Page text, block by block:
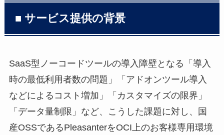
■ サービス提供の背景
SaaS型ノーコードツールの導入障壁となる「導入
時の最低利用者数の問題」「アドオンツール導入
などによるコスト増加」「カスタマイズの限界」
「データ量制限」など、こうした課題に対し、国
産OSSであるPleasanterをOCI上のお客様専用環境